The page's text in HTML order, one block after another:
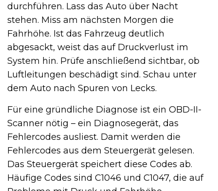
durchführen. Lass das Auto über Nacht
stehen. Miss am nächsten Morgen die
Fahrhöhe. Ist das Fahrzeug deutlich
abgesackt, weist das auf Druckverlust im
System hin. Prüfe anschließend sichtbar, ob
Luftleitungen beschädigt sind. Schau unter
dem Auto nach Spuren von Lecks.
Für eine gründliche Diagnose ist ein OBD-II-
Scanner nötig – ein Diagnosegerät, das
Fehlercodes ausliest. Damit werden die
Fehlercodes aus dem Steuergerät gelesen.
Das Steuergerät speichert diese Codes ab.
Häufige Codes sind C1046 und C1047, die auf